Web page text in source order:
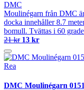
DMC
Moulinégarn från DMC
docka innehåller 8.7
bomull. Tvättas i 60
21 kr 13 kr
Rea
DMC Moulinégarn